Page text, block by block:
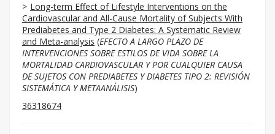
Long-term Effect of Lifestyle Interventions on the
Cardiovascular and All-Cause Mortality of Subjects With
Prediabetes and Type 2 Diabetes: A Systematic Review
and Meta-analysis (EFECTO A LARGO PLAZO DE
INTERVENCIONES SOBRE ESTILOS DE VIDA SOBRE LA
MORTALIDAD CARDIOVASCULAR Y POR CUALQUIER CAUSA
DE SUJETOS CON PREDIABETES Y DIABETES TIPO 2: REVISIÓN
SISTEMÁTICA Y METAANÁLISIS)
36318674